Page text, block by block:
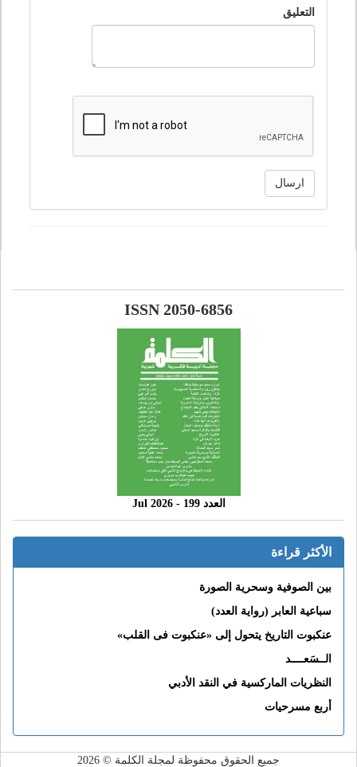
التعليق
ارسال
ISSN 2050-6856
العدد 199 - 2026 Jul
الأكثر قراءة
بين الصوفية وسحرية الصورة
سباعية العابر (رواية العدد)
عنكبوت التاريخ يتحول إلى «عنكبوت فى القلب»
الــسَعــــد
النظريات الماركسية في النقد الأدبي
أربع مسرحيات
جميع الحقوق محفوظة لمجلة الكلمة © 2026